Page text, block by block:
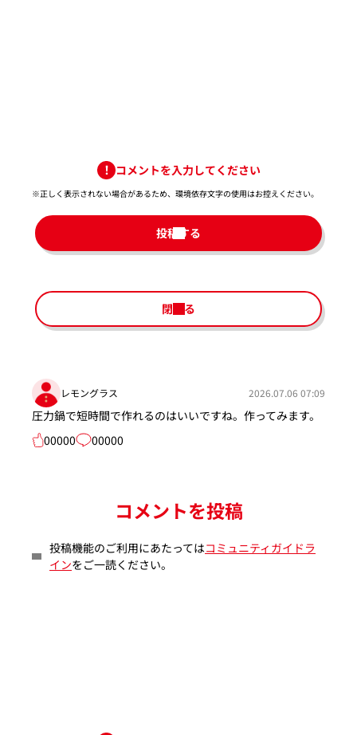
コメントを入力してください
※正しく表示されない場合があるため、環境依存文字の使用はお控えください。​
投稿する
閉じる
レモングラス 2026.07.06 07:09
圧力鍋で短時間で作れるのはいいですね。作ってみます。
00000
00000
コメントを投稿
投稿機能のご利用にあたってはコミュニティガイドラ
インをご一読ください。